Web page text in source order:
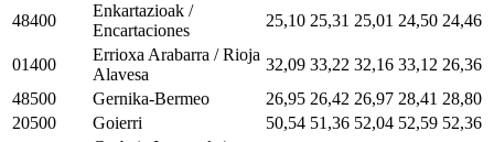
48400
Enkartazioak /
Encartaciones
25,10 25,31 25,01 24,50 24,46
01400
Errioxa Arabarra / Rioja
Alavesa
32,09 33,22 32,16 33,12 26,36
48500
Gernika-Bermeo 26,95 26,42 26,97 28,41 28,80
20500
Goierri 50,54 51,36 52,04 52,59 52,36